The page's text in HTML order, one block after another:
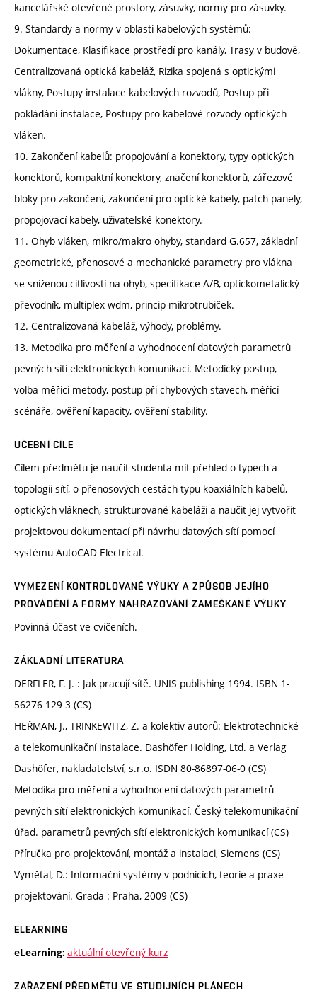
kancelářské otevřené prostory, zásuvky, normy pro zásuvky.
9. Standardy a normy v oblasti kabelových systémů:
Dokumentace, Klasifikace prostředí pro kanály, Trasy v budově,
Centralizovaná optická kabeláž, Rizika spojená s optickými
vlákny, Postupy instalace kabelových rozvodů, Postup při
pokládání instalace, Postupy pro kabelové rozvody optických
vláken.
10. Zakončení kabelů: propojování a konektory, typy optických
konektorů, kompaktní konektory, značení konektorů, zářezové
bloky pro zakončení, zakončení pro optické kabely, patch panely,
propojovací kabely, uživatelské konektory.
11. Ohyb vláken, mikro/makro ohyby, standard G.657, základní
geometrické, přenosové a mechanické parametry pro vlákna
se sníženou citlivostí na ohyb, specifikace A/B, optickometalický
převodník, multiplex wdm, princip mikrotrubiček.
12. Centralizovaná kabeláž, výhody, problémy.
13. Metodika pro měření a vyhodnocení datových parametrů
pevných sítí elektronických komunikací. Metodický postup,
volba měřící metody, postup při chybových stavech, měřící
scénáře, ověření kapacity, ověření stability.
UČEBNÍ CÍLE
Cílem předmětu je naučit studenta mít přehled o typech a
topologii sítí, o přenosových cestách typu koaxiálních kabelů,
optických vláknech, strukturované kabeláži a naučit jej vytvořit
projektovou dokumentací při návrhu datových sítí pomocí
systému AutoCAD Electrical.
VYMEZENÍ KONTROLOVANÉ VÝUKY A ZPŮSOB JEJÍHO
PROVÁDĚNÍ A FORMY NAHRAZOVÁNÍ ZAMEŠKANÉ VÝUKY
Povinná účast ve cvičeních.
ZÁKLADNÍ LITERATURA
DERFLER, F. J. : Jak pracují sítě. UNIS publishing 1994. ISBN 1-
56276-129-3 (CS)
HEŘMAN, J., TRINKEWITZ, Z. a kolektiv autorů: Elektrotechnické
a telekomunikační instalace. Dashöfer Holding, Ltd. a Verlag
Dashöfer, nakladatelství, s.r.o. ISDN 80-86897-06-0 (CS)
Metodika pro měření a vyhodnocení datových parametrů
pevných sítí elektronických komunikací. Český telekomunikační
úřad. parametrů pevných sítí elektronických komunikací (CS)
Příručka pro projektování, montáž a instalaci, Siemens (CS)
Vymětal, D.: Informační systémy v podnicích, teorie a praxe
projektování. Grada : Praha, 2009 (CS)
ELEARNING
eLearning: aktuální otevřený kurz
ZAŘAZENÍ PŘEDMĚTU VE STUDIJNÍCH PLÁNECH